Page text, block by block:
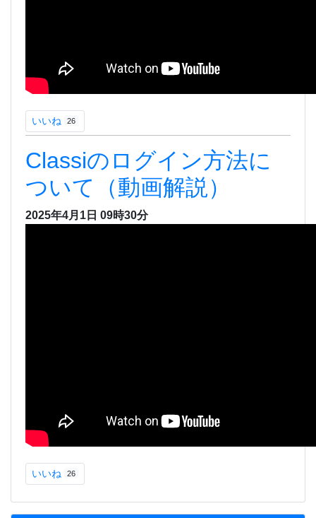
いいね 26
Classiのログイン方法に
ついて（動画解説）
2025年4月1日 09時30分
いいね 26